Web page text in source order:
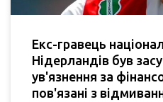
Екс-гравець
Нідерландів був
ув'язнення за
пов'язані з